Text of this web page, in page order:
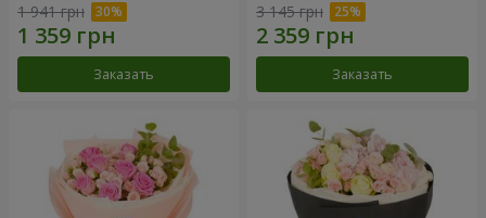
1 941 грн
Заказать
3 145 грн
Заказать